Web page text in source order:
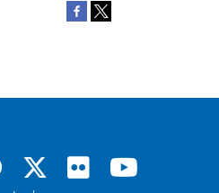
Whatsapp
X Flickr